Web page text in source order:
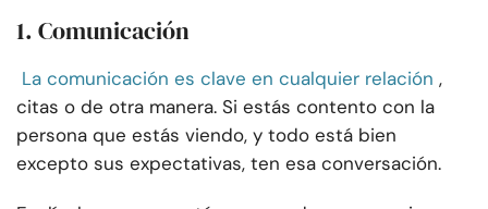
1. Comunicación
La comunicación es clave en cualquier relación ,
citas o de otra manera. Si estás contento con la
persona que estás viendo, y todo está bien
excepto sus expectativas, ten esa conversación.